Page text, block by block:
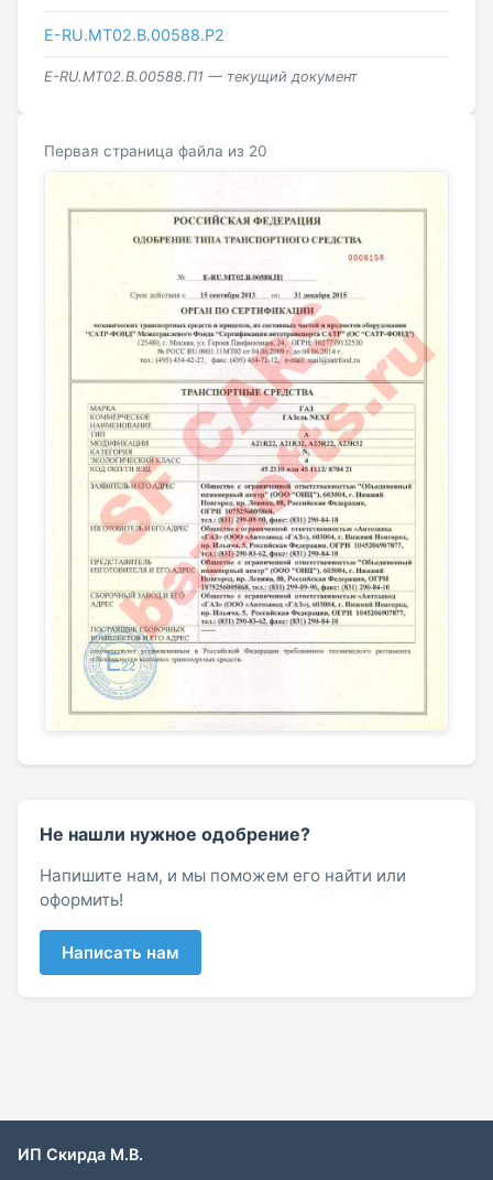
E-RU.МТ02.B.00588.Р2
E-RU.МТ02.B.00588.П1 — текущий документ
Первая страница файла из 20
Не нашли нужное одобрение?
Напишите нам, и мы поможем его найти или
оформить!
Написать нам
ИП Скирда М.В.